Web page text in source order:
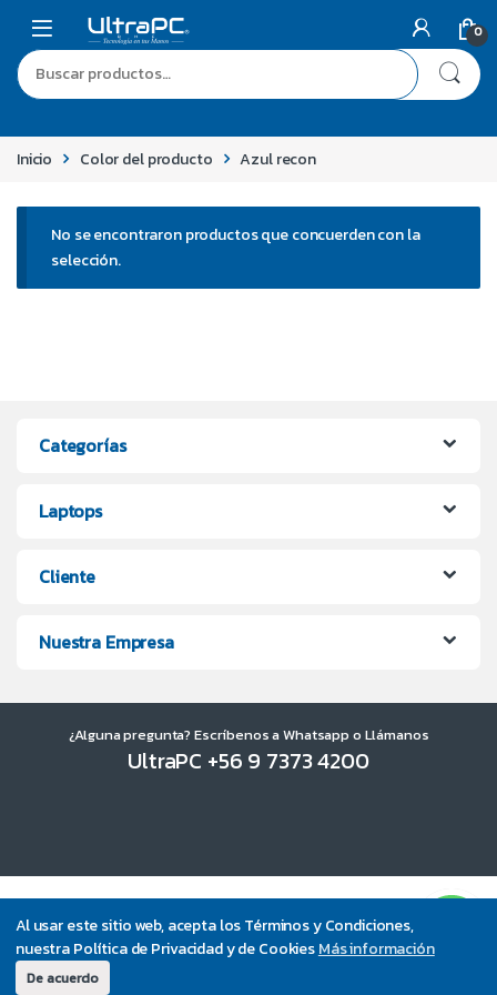
Al usar este sitio web, acepta los Términos y Condiciones,
nuestra Política de Privacidad y de CookiesMás información
De acuerdo
0
Inicio Color del producto Azul recon
No se encontraron productos que concuerden con la
selección.
Categorías
Laptops
Cliente
Nuestra Empresa
¿Alguna pregunta? Escríbenos a Whatsapp o Llámanos
UltraPC +56 9 7373 4200